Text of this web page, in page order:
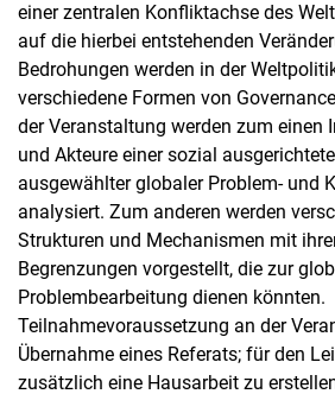
einer zentralen Konfliktachse des
auf die hierbei entstehenden
Bedrohungen werden in der
verschiedene Formen von
der Veranstaltung werden zum einen
und Akteure einer sozial
ausgewählter globaler Problem- und
analysiert. Zum anderen werden
Strukturen und Mechanismen mit
Begrenzungen vorgestellt, die zur
Problembearbeitung dienen könnten.
Teilnahmevoraussetzung an der
Übernahme eines Referats; für den
zusätzlich eine Hausarbeit zu